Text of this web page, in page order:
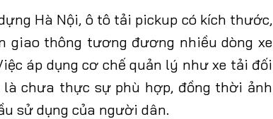
Hà Nội, ô tô tải pickup có kích thước,
giao thông tương đương nhiều dòng xe
áp dụng cơ chế quản lý như xe tải đối
chưa thực sự phù hợp, đồng thời ảnh
sử dụng của người dân.